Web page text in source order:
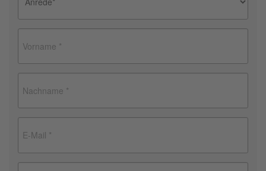
SCANHAUS-VORTEILE
ÜBER UNS
KONTAKT
Brauchen Sie Hilfe?
038221 4000